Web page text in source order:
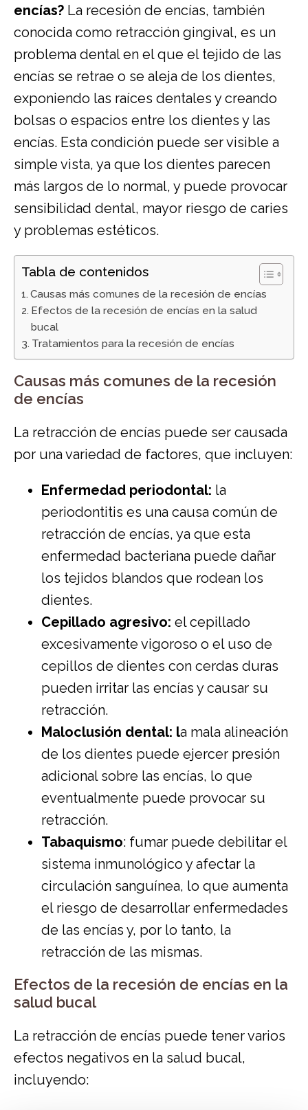
encías? La recesión de encías, también
conocida como retracción gingival, es un
problema dental en el que el tejido de las
encías se retrae o se aleja de los dientes,
exponiendo las raíces dentales y creando
bolsas o espacios entre los dientes y las
encías. Esta condición puede ser visible a
simple vista, ya que los dientes parecen
más largos de lo normal, y puede provocar
sensibilidad dental, mayor riesgo de caries
y problemas estéticos.
Tabla de contenidos
Causas más comunes de la recesión de encías
Efectos de la recesión de encías en la salud
bucal
Tratamientos para la recesión de encías
Causas más comunes de la recesión
de encías
La retracción de encías puede ser causada
por una variedad de factores, que incluyen:
Enfermedad periodontal: la
periodontitis es una causa común de
retracción de encías, ya que esta
enfermedad bacteriana puede dañar
los tejidos blandos que rodean los
dientes.
Cepillado agresivo: el cepillado
excesivamente vigoroso o el uso de
cepillos de dientes con cerdas duras
pueden irritar las encías y causar su
retracción.
Maloclusión dental: la mala alineación
de los dientes puede ejercer presión
adicional sobre las encías, lo que
eventualmente puede provocar su
retracción.
Tabaquismo: fumar puede debilitar el
sistema inmunológico y afectar la
circulación sanguínea, lo que aumenta
el riesgo de desarrollar enfermedades
de las encías y, por lo tanto, la
retracción de las mismas.
Efectos de la recesión de encías en la
salud bucal
La retracción de encías puede tener varios
efectos negativos en la salud bucal,
incluyendo: